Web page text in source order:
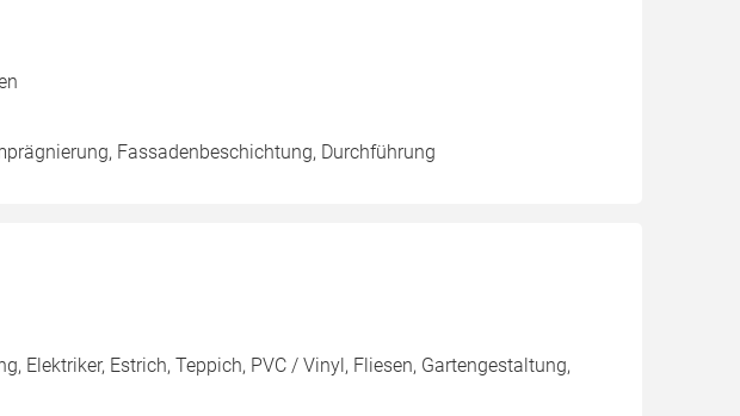
Fassadenbeschichtung, Durchführung
Elektriker, Estrich, Teppich, PVC / Vinyl, Fliesen, Gartengestaltung,